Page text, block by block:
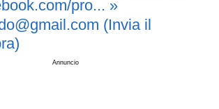
pro... »
@gmail .com (Invia il
Annuncio